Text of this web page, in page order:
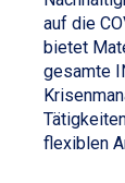
auf die
bietet
gesamte
flexiblen